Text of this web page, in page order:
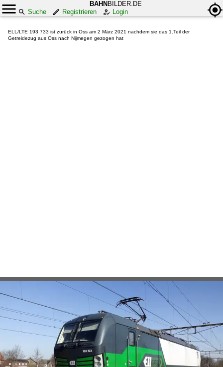
BAHN BILDER.DE
Suche
Registrieren Login
ELL/LTE 193 733 ist zurück in Oss am 2 März 2021 nachdem sie das 1.Teil der
Getreidezug aus Oss nach Nijmegen gezogen hat